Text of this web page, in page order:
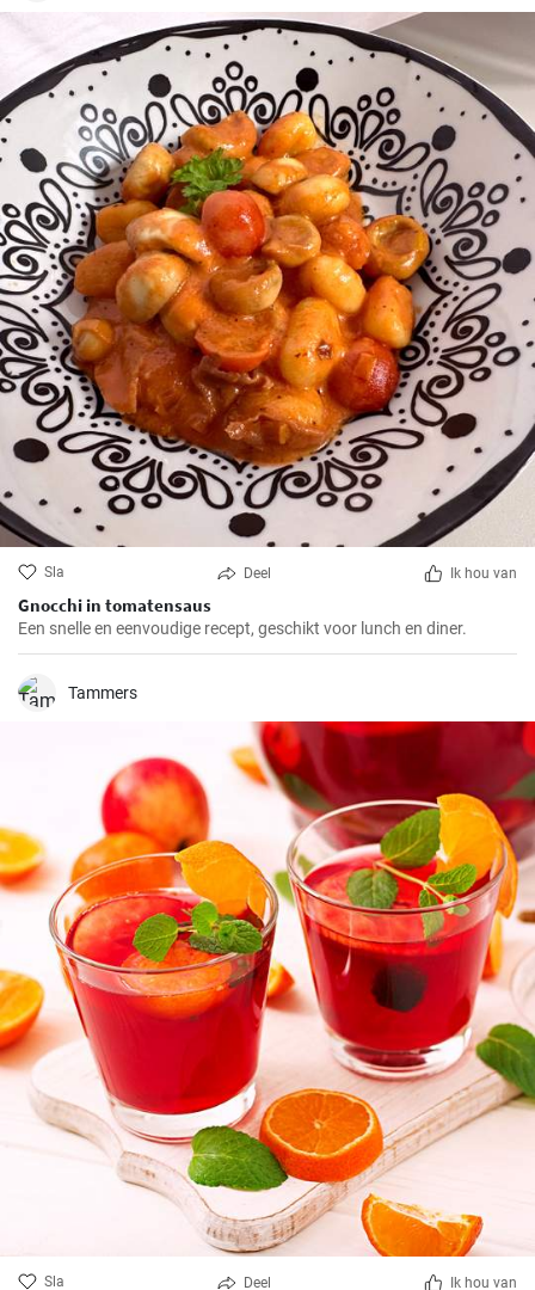
Sla Deel Ik hou van
Gnocchi in tomatensaus
Een snelle en eenvoudige recept, geschikt voor lunch en diner.
Tammers
Sla Deel Ik hou van